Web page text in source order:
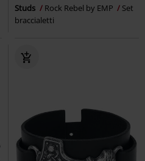
Studs Rock Rebel by EMP
Set
braccialetti